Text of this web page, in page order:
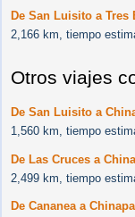
De San Luisito a Tres
2,166 km, tiempo
Otros viajes
De San Luisito a
1,560 km, tiempo
De Las Cruces a
2,499 km, tiempo
De Cananea a Chinapa